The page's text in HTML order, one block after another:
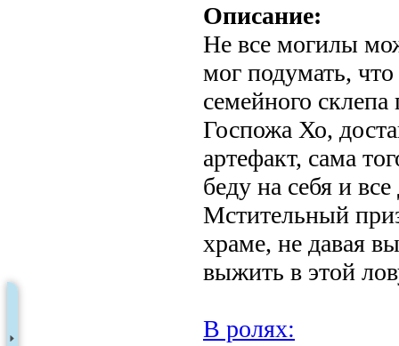
Описание:
Не все могилы
мог подумать,
семейного склепа
Госпожа Хо,
артефакт, сама
беду на себя и
Мстительный
храме, не давая
выжить в этой
В ролях: